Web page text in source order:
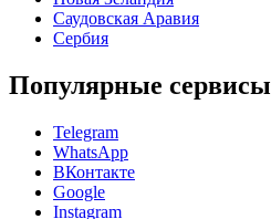
Саудовская Аравия
Сербия
Популярные сервисы
Telegram
WhatsApp
ВКонтакте
Google
Instagram